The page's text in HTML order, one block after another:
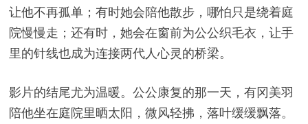
让他不再孤单；有时她会陪他散步，哪怕只是绕着庭
院慢慢走；还有时，她会在窗前为公公织毛衣，让手
里的针线也成为连接两代人心灵的桥梁。
影片的结尾尤为温暖。公公康复的那一天，有冈美羽
陪他坐在庭院里晒太阳，微风轻拂，落叶缓缓飘落。